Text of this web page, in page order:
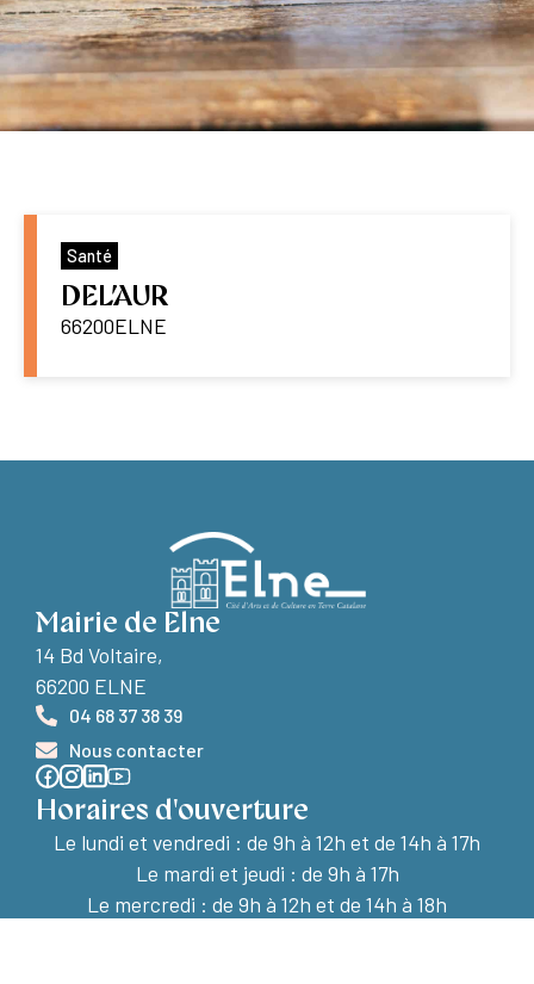
Santé
DEL’AUR
66200ELNE
Mairie de Elne
14 Bd Voltaire,
66200 ELNE
04 68 37 38 39
Nous contacter
Horaires d'ouverture
Le lundi et vendredi : de 9h à 12h et de 14h à 17h
Le mardi et jeudi : de 9h à 17h
Le mercredi : de 9h à 12h et de 14h à 18h